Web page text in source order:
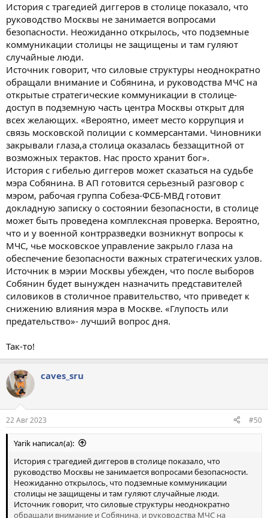
История с трагедией диггеров в столице показало, что
руководство Москвы не занимается вопросами
безопасности. Неожиданно открылось, что подземные
коммуникации столицы не защищены и там гуляют
случайные люди.
Источник говорит, что силовые структуры неоднократно
обращали внимание и Собянина, и руководства МЧС на
открытые стратегические коммуникации в столице-
доступ в подземную часть центра Москвы открыт для
всех желающих. «Вероятно, имеет место коррупция и
связь московской полиции с коммерсантами. Чиновники
закрывали глаза,а столица оказалась беззащитной от
возможных терактов. Нас просто хранит бог».
История с гибелью диггеров может сказаться на судьбе
мэра Собянина. В АП готовится серьезный разговор с
мэром, рабочая группа Собеза-ФСБ-МВД готовит
докладную записку о состоянии безопасности, в столице
может быть проведена комплексная проверка. Вероятно,
что и у военной контрразведки возникнут вопросы к
МЧС, чье московское управление закрыло глаза на
обеспечение безопасности важных стратегических узлов.
Источник в мэрии Москвы убежден, что после выборов
Собянин будет вынужден назначить представителей
силовиков в столичное правительство, что приведет к
снижению влияния мэра в Москве. «Глупость или
предательство»- лучший вопрос дня.
Так-то!
caves_sru
22 Авг 2023 #50
Yarik написал(а):
История с трагедией диггеров в столице показало, что
руководство Москвы не занимается вопросами безопасности.
Неожиданно открылось, что подземные коммуникации
столицы не защищены и там гуляют случайные люди.
Источник говорит, что силовые структуры неоднократно
обращали внимание и Собянина, и руководства МЧС на